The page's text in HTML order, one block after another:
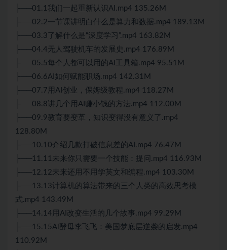
├──01.1我们一起重新认识AI.mp4 135.26M
├──02.2一节课讲明白什么是算力和数据.mp4 189.13M
├──03.3了解什么是“深度学习”.mp4 163.82M
├──04.4无人驾驶机车的发展史.mp4 176.89M
├──05.5每个人都可以用的AI工具箱.mp4 95.51M
├──06.6AI如何赋能职场.mp4 142.31M
├──07.7用AI创业，保姆级教程.mp4 118.27M
├──08.8讲几个用AI赚小钱的方法.mp4 112.00M
├──09.9教育要变革，知识变得没有意义了.mp4
128.80M
├──10.10介绍几款打破信息差的AI.mp4 76.47M
├──11.11未来你只需要一个技能：提问.mp4 116.93M
├──12.12未来还用不用学英文和编程.mp4 103.30M
├──13.13计算机的算法带来的三个人类的高效思考模
式.mp4 143.49M
├──14.14用AI改变生活的几个故事.mp4 99.29M
├──15.15Ai酵母李飞飞：美国梦底层逆袭的启发.mp4
110.92M